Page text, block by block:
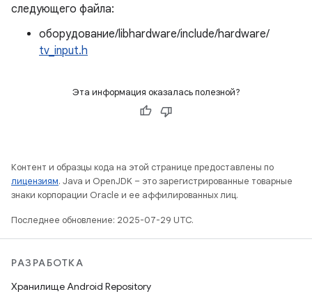
следующего файла:
оборудование/libhardware/include/hardware/
tv_input.h
Эта информация оказалась полезной?
Контент и образцы кода на этой странице предоставлены по
лицензиям. Java и OpenJDK – это зарегистрированные товарные
знаки корпорации Oracle и ее аффилированных лиц.
Последнее обновление: 2025-07-29 UTC.
РАЗРАБОТКА
Хранилище Android Repository